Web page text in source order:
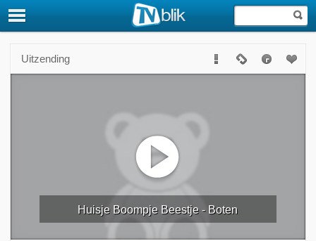
Uitzending
Huisje Boompje Beestje - Boten